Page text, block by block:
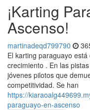
¡Karting
Ascenso!
martinadeqd799790
El karting paraguayo
crecimiento . En las
jóvenes pilotos que
competitividad. Se han
https://
paraguayo-en-ascenso